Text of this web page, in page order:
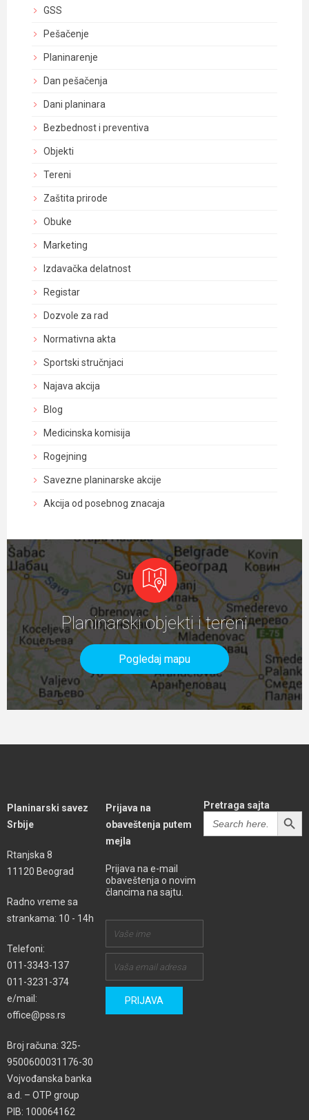
GSS
Pešačenje
Planinarenje
Dan pešačenja
Dani planinara
Bezbednost i preventiva
Objekti
Tereni
Zaštita prirode
Obuke
Marketing
Izdavačka delatnost
Registar
Dozvole za rad
Normativna akta
Sportski stručnjaci
Najava akcija
Blog
Medicinska komisija
Rogejning
Savezne planinarske akcije
Akcija od posebnog znacaja
Planinarski objekti i tereni
Pogledaj mapu
Planinarski savez
Srbije
Rtanjska 8
11120 Beograd
Radno vreme sa
strankama: 10 - 14h
Telefoni:
011-3343-137
011-3231-374
e/mail:
office@pss.rs
Broj računa: 325-
9500600031176-30
Vojvođanska banka
a.d. – OTP group
PIB: 100064162
Prijava na
obaveštenja putem
mejla
Prijava na e-mail
obaveštenja o novim
člancima na sajtu.
Pretraga sajta
Search
for:
SEARCH